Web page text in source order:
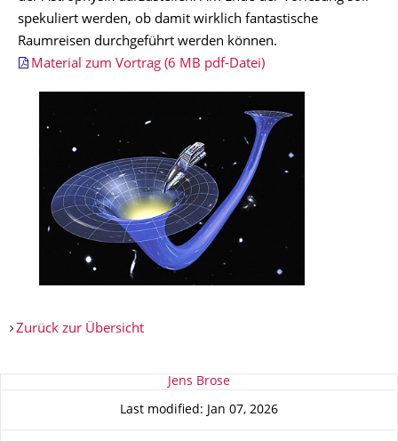
spekuliert werden, ob damit wirklich fantastische
Raumreisen durchgeführt werden können.
Material zum Vortrag (6 MB pdf-Datei)
Zurück zur Übersicht
About this page Jens Brose
Last modified: Jan 07, 2026